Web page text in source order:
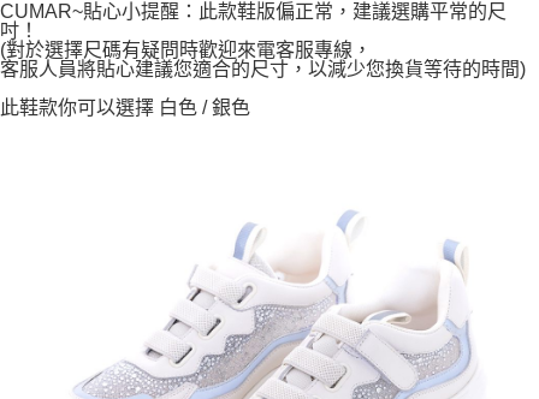
CUMAR~貼心小提醒：此款鞋版偏正常，建議選購平常的尺
吋！
(對於選擇尺碼有疑問時歡迎來電客服專線，
客服人員將貼心建議您適合的尺寸，以減少您換貨等待的時間)
此鞋款你可以選擇 白色 / 銀色